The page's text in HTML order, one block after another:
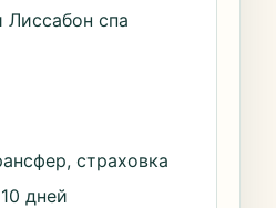
Лиссабон спа
страховка
дней